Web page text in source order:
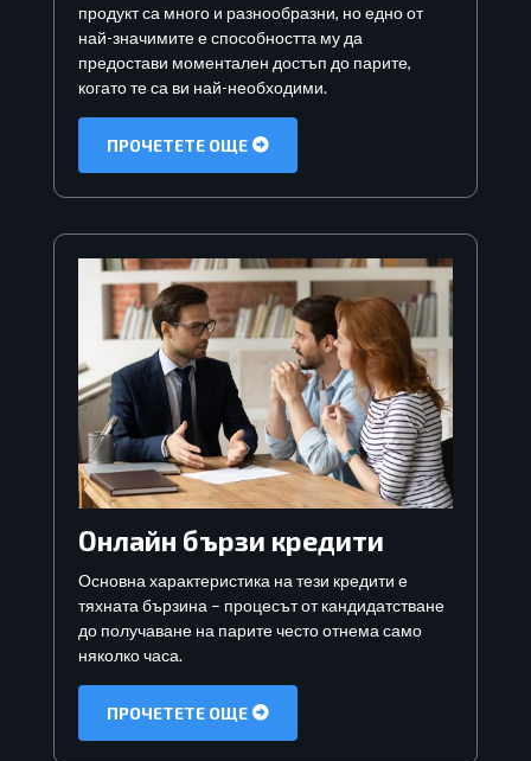
продукт са много и разнообразни, но едно от
най-значимите е способността му да
предостави моментален достъп до парите,
когато те са ви най-необходими.
ПРОЧЕТЕТЕ ОЩЕ
Онлайн бързи кредити
Основна характеристика на тези кредити е
тяхната бързина – процесът от кандидатстване
до получаване на парите често отнема само
няколко часа.
ПРОЧЕТЕТЕ ОЩЕ